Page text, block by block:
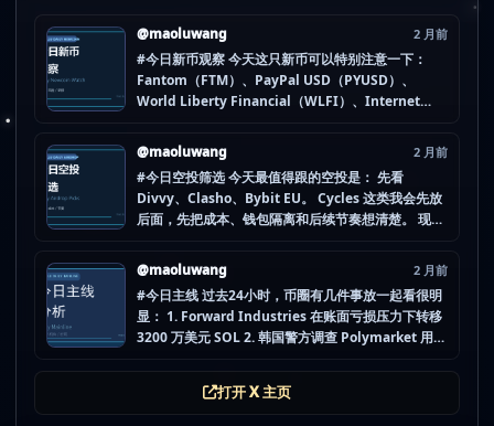
@maoluwang 2 月前
#今日新币观察 今天这只新币可以特别注意一下：
Fantom（FTM）、PayPal USD（PYUSD）、
World Liberty Financial（WLFI）、Internet
而是更像“热度是不是在回流”的样本。 这种时候最怕
把...
@maoluwang 2 月前
#今日空投筛选 今天最值得跟的空投是： 先看
Divvy、Clasho、Bybit EU。 Cycles 这类我会先放
后面，先把成本、钱包隔离和后续节奏想清楚。 现在
都没做扎实。 mao.lu/today-airdrop-selecti… #空
投项目 #...
@maoluwang 2 月前
#今日主线 过去24小时，币圈有几件事放一起看很明
显： 1. Forward Industries 在账面亏损压力下转移
3200 万美元 SOL 2. 韩国警方调查 Polymarket 用户
打开 X 主页